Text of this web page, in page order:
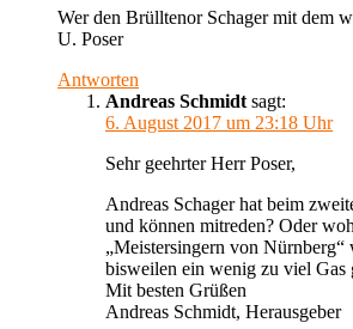
Wer den Brülltenor Schager mit dem
U. Poser
Antworten
Andreas Schmidt sagt:
6. August 2017 um 23:18 Uhr
Sehr geehrter Herr Poser,
Andreas Schager hat beim
und können mitreden? Oder
„Meistersingern von
bisweilen ein wenig zu viel Gas
Mit besten Grüßen
Andreas Schmidt, Herausgeber